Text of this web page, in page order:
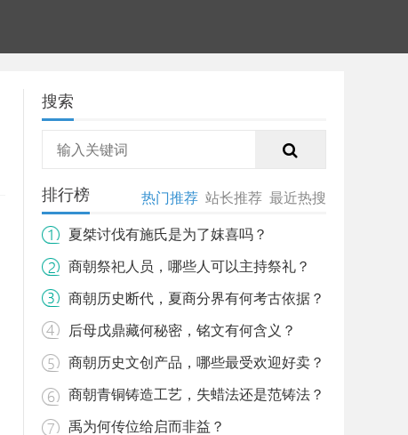
搜索
排行榜 热门推荐 站长推荐 最近热搜
夏桀讨伐有施氏是为了妺喜吗？
商朝祭祀人员，哪些人可以主持祭礼？
商朝历史断代，夏商分界有何考古依据？
后母戊鼎藏何秘密，铭文有何含义？
商朝历史文创产品，哪些最受欢迎好卖？
商朝青铜铸造工艺，失蜡法还是范铸法？
禹为何传位给启而非益？